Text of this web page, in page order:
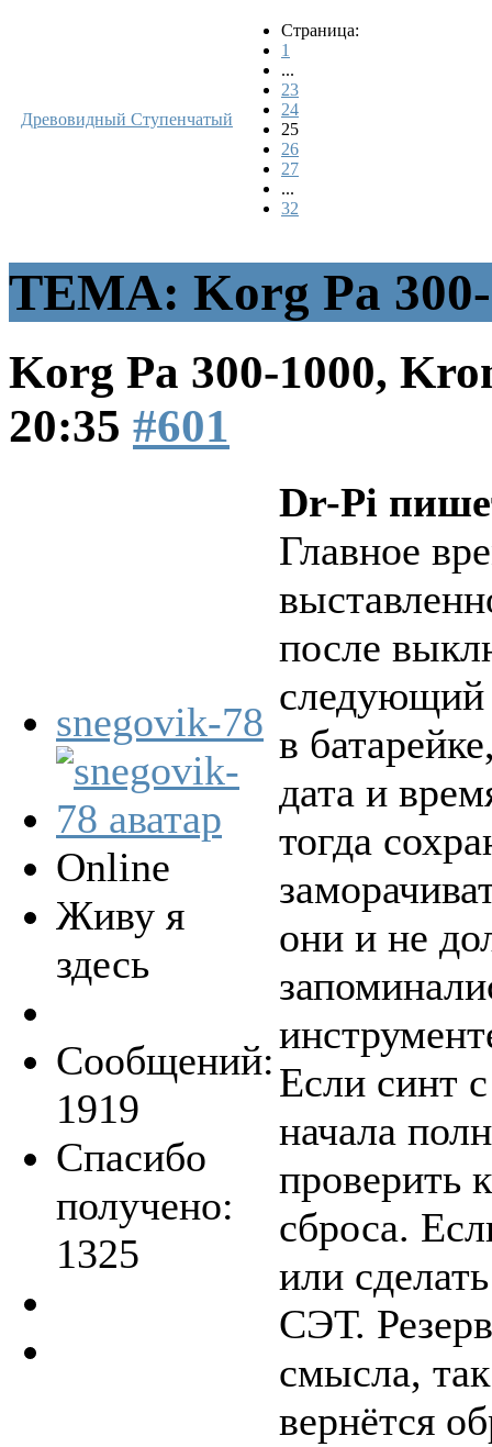
Древовидный Ступенчатый
Страница:
1
...
23
24
25
26
27
...
32
ТЕМА: Korg Pa 300-
Korg Pa 300-1000,
20:35 #601
snegovik-78
Online
Живу я
здесь
Сообщений:
1919
Спасибо
получено:
1325
Dr-Pi
Главное
после
следующий
в
дата и
тогда
они и не
Если синт
начала
проверить
сброса.
или
СЭТ.
смысла,
вернётся